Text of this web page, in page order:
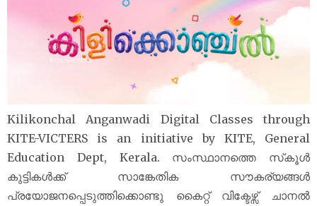
Kilikonchal Anganwadi Digital Classes through
KITE-VICTERS is an initiative by KITE, General
Education Dept, Kerala. സംസ്ഥാനത്തെ സ്‌കൂൾ
കുട്ടികൾക്ക് സാങ്കേതിക സൗകര്യങ്ങൾ
പ്രയോജനപ്പെടുത്തിക്കൊണ്ടു കൈറ്റ് വിക്ടേഴ്സ് ചാനല്‍